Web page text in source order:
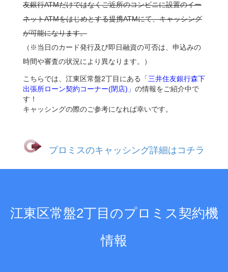
友銀行ATMだけではなくご近所のコンビニに設置のイー
ネットATMをはじめとする提携ATMにて、キャッシング
が可能になります。
（※当日のカード発行及び即日融資の可否は、申込みの
時間や審査の状況により異なります。）
こちらでは、江東区常盤2丁目にある
「三井住友銀行森下
出張所ローン契約コーナー(閉店)」 の情報をご紹介中で
す！
キャッシングの際のご参考になれば幸いです。
プロミスのキャッシング詳細はコチラ
江東区常盤2丁目のプロミス契約機
情報